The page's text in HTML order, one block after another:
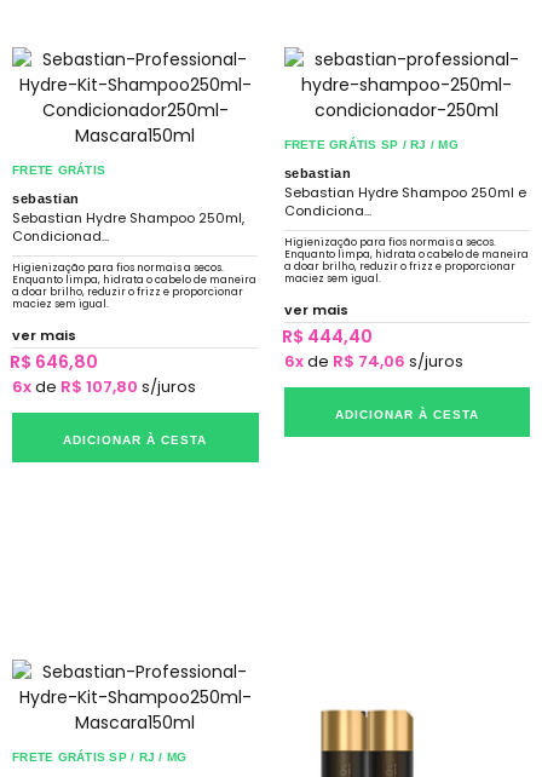
FRETE GRÁTIS
sebastian
Sebastian Hydre Shampoo 250ml,
Condicionad...
Higienização para fios normais a secos.
Enquanto limpa, hidrata o cabelo de maneira
a doar brilho, reduzir o frizz e proporcionar
maciez sem igual.
ver mais
R$ 646,80
6xde R$ 107,80 s/juros
ADICIONAR À CESTA
FRETE GRÁTIS SP / RJ / MG
sebastian
Sebastian Hydre Shampoo 250ml e
Condiciona...
Higienização para fios normais a secos.
Enquanto limpa, hidrata o cabelo de maneira
a doar brilho, reduzir o frizz e proporcionar
maciez sem igual.
ver mais
R$ 444,40
6xde R$ 74,06 s/juros
ADICIONAR À CESTA
FRETE GRÁTIS SP / RJ / MG